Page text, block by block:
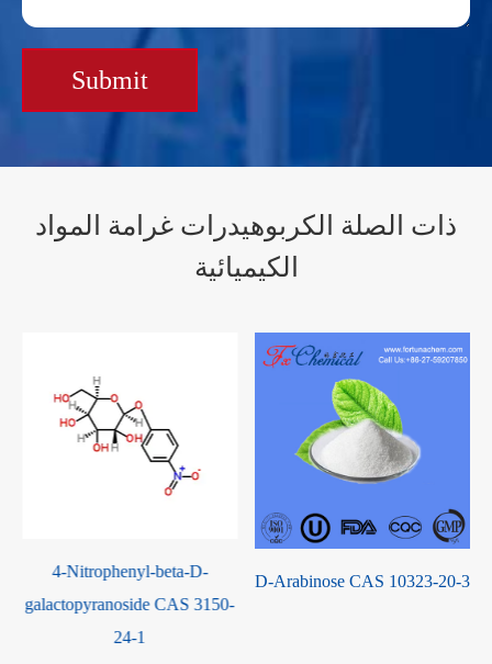
Submit
ذات الصلة الكربوهيدرات غرامة المواد
الكيميائية
4-Nitrophenyl-beta-D-
galactopyranoside CAS 3150-
24-1
D-Arabinose CAS 10323-20-3